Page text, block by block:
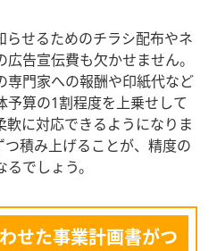
らせるためのチラシ配布やネ
告宣伝費も欠かせません。
専門家への報酬や印紙代など
予算の1割程度を上乗せして
に対応できるようになりま
積み上げることが、精度の
でしょう。
せた事業計画書がつ